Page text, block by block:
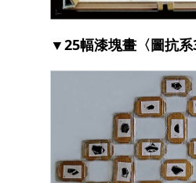
▼25幅漆塊畫〈圖抗系